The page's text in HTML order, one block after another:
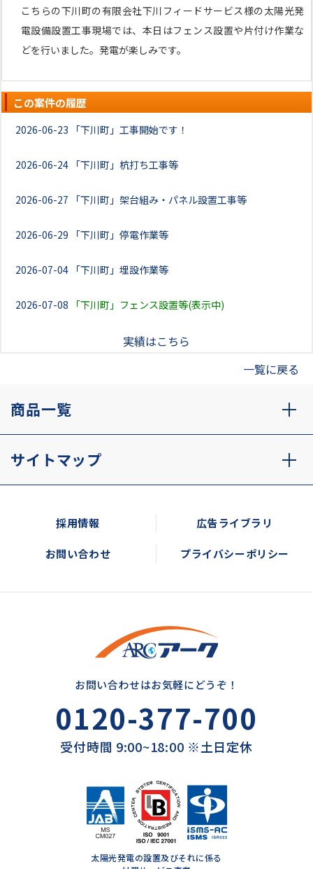
こちらの下川町の有限会社下川フィードサービス様の太陽光発
電設備設置工事現場では、本日はフェンス設置や片付け作業な
どを行いました。発電が楽しみです。
この案件の履歴
2026-06-23 「下川町」工事開始です！
2026-06-24 「下川町」杭打ち工事等
2026-06-27 「下川町」架台組み・パネル設置工事等
2026-06-29 「下川町」停電作業等
2026-07-04 「下川町」埋設作業等
2026-07-08 「下川町」フェンス設置等(表示中)
実績はこちら
一覧に戻る
商品一覧
サイトマップ
採用情報 広告ライブラリ
お問い合わせ プライバシーポリシー
お問い合わせはお気軽にどうぞ！
0120-377-700
受付時間 9:00~18:00 ※土日定休
太陽光発電の設置及びそれに係る